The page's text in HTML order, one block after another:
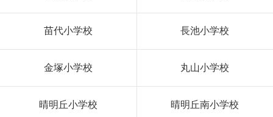
苗代小学校 長池小学校
金塚小学校 丸山小学校
晴明丘小学校 晴明丘南小学校